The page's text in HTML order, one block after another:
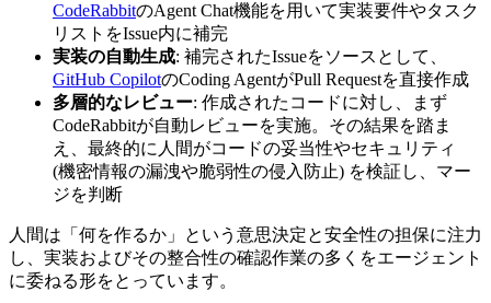
CodeRabbitのAgent Chat機能を用いて実装要件やタスク
リストをIssue内に補完
実装の自動生成: 補完されたIssueをソースとして、
GitHub CopilotのCoding AgentがPull Requestを直接作成
多層的なレビュー: 作成されたコードに対し、まず
CodeRabbitが自動レビューを実施。その結果を踏ま
え、最終的に人間がコードの妥当性やセキュリティ
(機密情報の漏洩や脆弱性の侵入防止) を検証し、マー
ジを判断
人間は「何を作るか」という意思決定と安全性の担保に注力
し、実装およびその整合性の確認作業の多くをエージェント
に委ねる形をとっています。